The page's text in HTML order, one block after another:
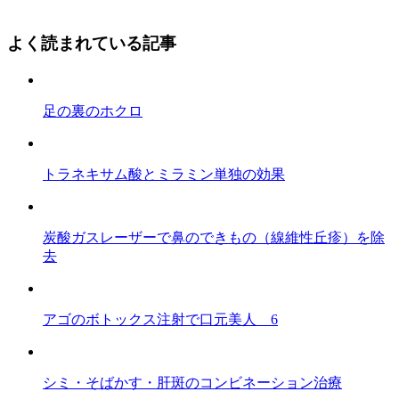
よく読まれている記事
足の裏のホクロ
トラネキサム酸とミラミン単独の効果
炭酸ガスレーザーで鼻のできもの（線維性丘疹）を除
去
アゴのボトックス注射で口元美人 6
シミ・そばかす・肝斑のコンビネーション治療